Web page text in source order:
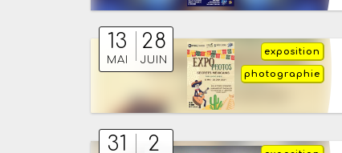
13
MAI
28
JUIN
exposition
photographie
31 2